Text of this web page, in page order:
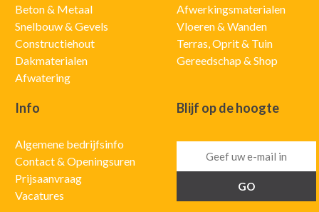
Beton & Metaal
Snelbouw & Gevels
Constructiehout
Dakmaterialen
Afwatering
Afwerkingsmaterialen
Vloeren & Wanden
Terras, Oprit & Tuin
Gereedschap & Shop
Info
Algemene bedrijfsinfo
Contact & Openingsuren
Prijsaanvraag
Vacatures
Blijf op de hoogte